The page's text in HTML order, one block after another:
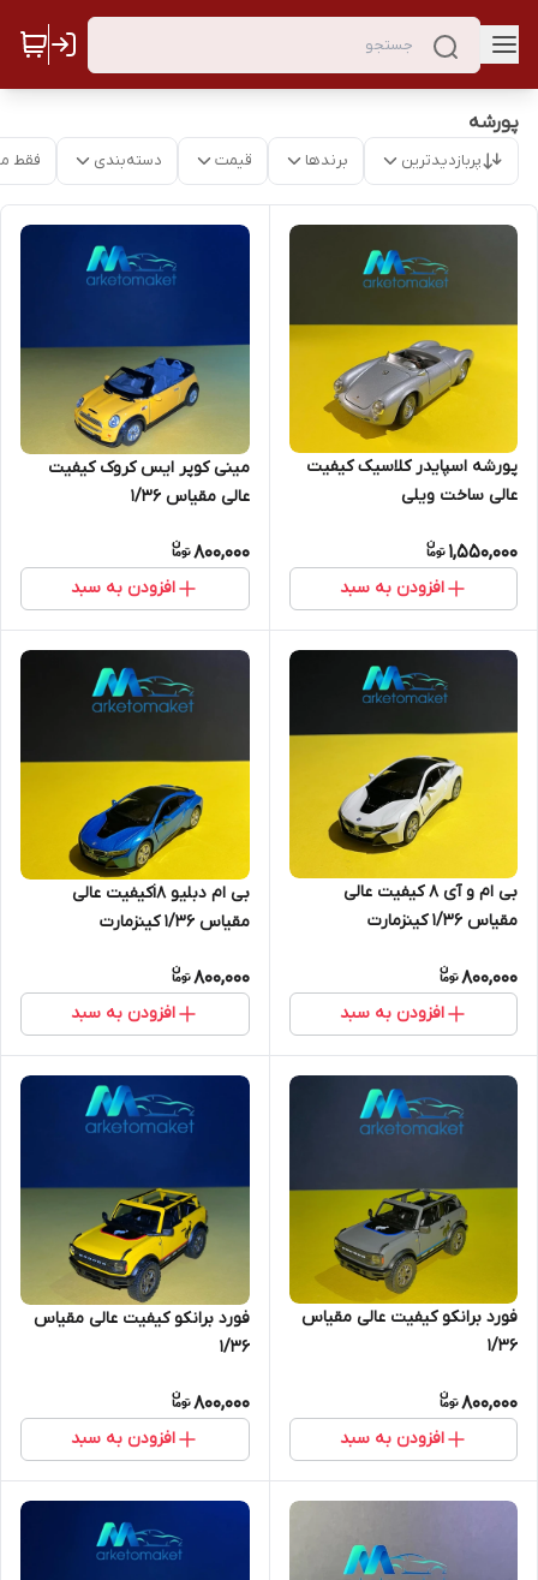
پورشه
پربازدیدترین برندها قیمت دسته‌بندی فقط
پورشه اسپایدر کلاسیک کیفیت
عالی ساخت ویلی
1,550,000
افزودن به سبد
مینی کوپر ایس کروک کیفیت
عالی مقیاس ۱/۳۶
800,000
افزودن به سبد
بی ام و آی ۸ کیفیت عالی
مقیاس ۱/۳۶ کینزمارت
800,000
افزودن به سبد
بی ام دبلیو i8کیفیت عالی
مقیاس ۱/۳۶ کینزمارت
800,000
افزودن به سبد
فورد برانکو کیفیت عالی مقیاس
۱/۳۶
800,000
افزودن به سبد
فورد برانکو کیفیت عالی مقیاس
۱/۳۶
800,000
افزودن به سبد